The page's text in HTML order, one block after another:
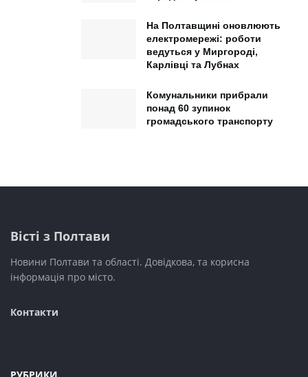
На Полтавщині оновлюють
електромережі: роботи
ведуться у Миргороді,
Карлівці та Лубнах
Комунальники прибрали
понад 60 зупинок
громадського транспорту
Вісті з Полтави
Новини Полтави та області. Довідкова, та корисна
інформація про місто.
Контакти